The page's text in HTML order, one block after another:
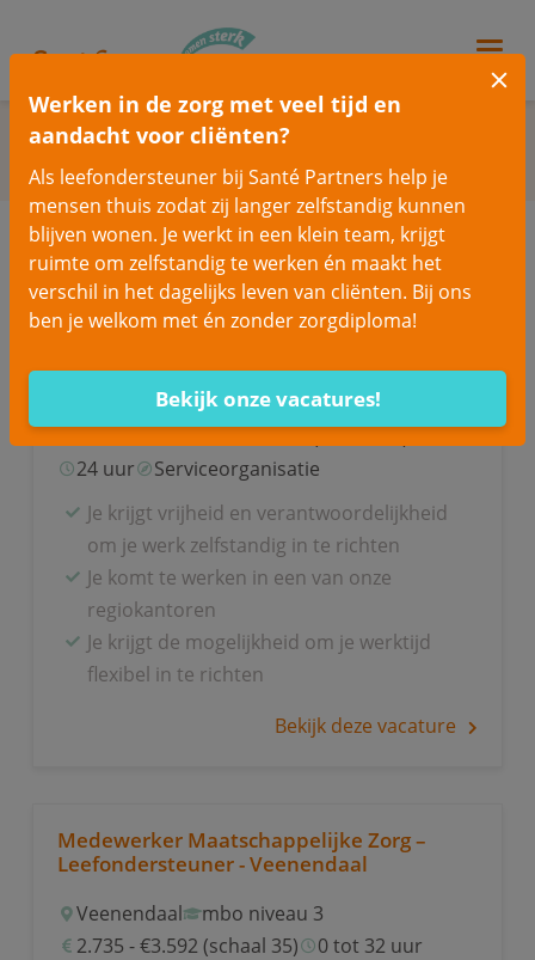
Werken in de zorg met veel tijd en
aandacht voor cliënten?
Als leefondersteuner bij Santé Partners help je
mensen thuis zodat zij langer zelfstandig kunnen
blijven wonen. Je werkt in een klein team, krijgt
ruimte om zelfstandig te werken én maakt het
verschil in het dagelijks leven van cliënten. Bij ons
ben je welkom met én zonder zorgdiploma!
Bekijk onze vacatures!
Welke vacaturepastbij jou?
Meerzoekopties
Business Controller Zorg
Tiel HBO
4.822 - €7.263 (schaal 65)
24 uur
Serviceorganisatie
Je krijgt vrijheid en verantwoordelijkheid
om je werk zelfstandig in te richten
Je komt te werken in een van onze
regiokantoren
Je krijgt de mogelijkheid om je werktijd
flexibel in te richten
Bekijk deze vacature
Medewerker Maatschappelijke Zorg –
Leefondersteuner - Veenendaal
Veenendaal
mbo niveau 3
2.735 - €3.592 (schaal 35)
0 tot 32 uur